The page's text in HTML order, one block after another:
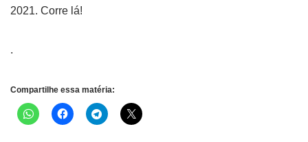
2021. Corre lá!
.
Compartilhe essa matéria: